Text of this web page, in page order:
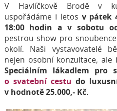
V Havlíčkově Brodě v
uspořádáme i letos v pátek
18:00 hodin a v sobotu
pestrou show pro
okolí. Naši vystavovatelé
nejen osobní konzultace, ale
Speciálním lákadlem pro
o svatební cestu do
v hodnotě 25.000,- Kč.